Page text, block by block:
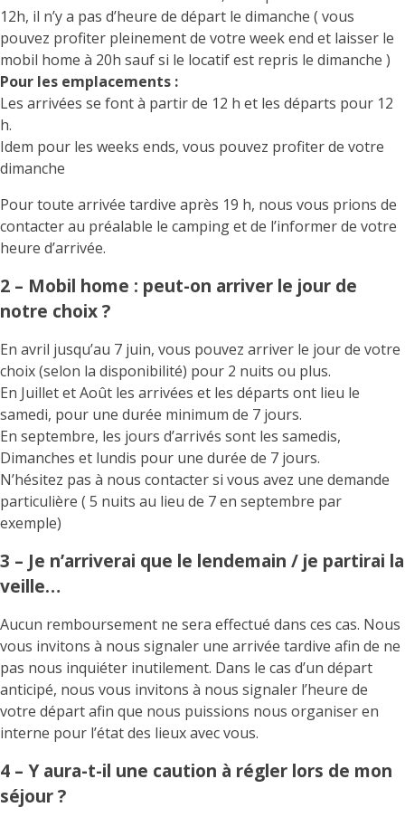
12h, il n’y a pas d’heure de départ le dimanche ( vous
pouvez profiter pleinement de votre week end et laisser le
mobil home à 20h sauf si le locatif est repris le dimanche )
Pour les emplacements :
Les arrivées se font à partir de 12 h et les départs pour 12
h.
Idem pour les weeks ends, vous pouvez profiter de votre
dimanche
Pour toute arrivée tardive après 19 h, nous vous prions de
contacter au préalable le camping et de l’informer de votre
heure d’arrivée.
2 – Mobil home : peut-on arriver le jour de
notre choix ?
En avril jusqu’au 7 juin, vous pouvez arriver le jour de votre
choix (selon la disponibilité) pour 2 nuits ou plus.
En Juillet et Août les arrivées et les départs ont lieu le
samedi, pour une durée minimum de 7 jours.
En septembre, les jours d’arrivés sont les samedis,
Dimanches et lundis pour une durée de 7 jours.
N’hésitez pas à nous contacter si vous avez une demande
particulière ( 5 nuits au lieu de 7 en septembre par
exemple)
3 – Je n’arriverai que le lendemain / je partirai la
veille…
Aucun remboursement ne sera effectué dans ces cas. Nous
vous invitons à nous signaler une arrivée tardive afin de ne
pas nous inquiéter inutilement. Dans le cas d’un départ
anticipé, nous vous invitons à nous signaler l’heure de
votre départ afin que nous puissions nous organiser en
interne pour l’état des lieux avec vous.
4 – Y aura-t-il une caution à régler lors de mon
séjour ?